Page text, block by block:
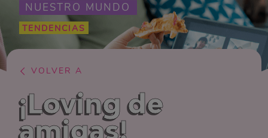
NUESTRO MUNDO
TENDENCIAS
VOLVER A
¡Loving de
amigas!